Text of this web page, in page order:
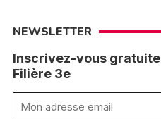
NEWSLETTER
Inscrivez-vous
Filière 3e